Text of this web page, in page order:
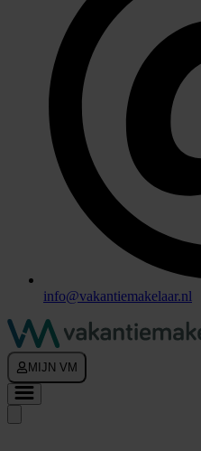
info@vakantiemakelaar.nl
MIJN VM